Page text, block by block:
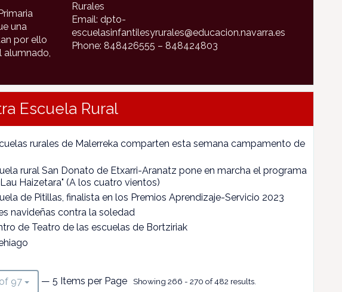
una
por ello
alumnado,
Rurales
Email: dpto-
escuelasinfantilesyrurales@educacion.navarra.es
Phone: 848426555 – 848424803
Escuela Rural
rurales de Malerreka comparten esta semana campamento de
rural San Donato de Etxarri-Aranatz pone en marcha el programa
Haizetara" (A los cuatro vientos)
de Pitillas, finalista en los Premios Aprendizaje-Servicio 2023
navideñas contra la soledad
de Teatro de las escuelas de Bortziriak
97 — 5 Items per Page Showing 266 - 270 of 482 results.